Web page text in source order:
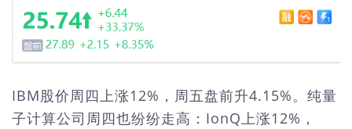
IBM股价周四上涨12%，周五盘前升4.15%。纯量
子计算公司周四也纷纷走高：IonQ上涨12%，